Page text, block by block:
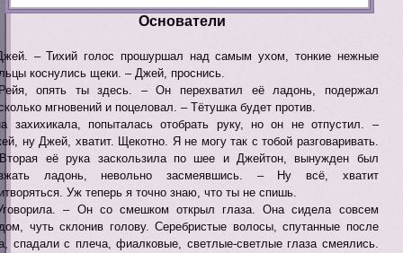
Основатели
– Тихий голос прошуршал над самым ухом, тонкие нежные
коснулись щеки. – Джей, проснись.
опять ты здесь. – Он перехватил её ладонь, подержал
мгновений и поцеловал. – Тётушка будет против.
захихикала, попыталась отобрать руку, но он не отпустил. –
ну Джей, хватит. Щекотно. Я не могу так с тобой разговаривать.
её рука заскользила по шее и Джейтон, вынужден был
ладонь, невольно засмеявшись. – Ну всё, хватит
Уж теперь я точно знаю, что ты не спишь.
– Он со смешком открыл глаза. Она сидела совсем
чуть склонив голову. Серебристые волосы, спутанные после
спадали с плеча, фиалковые, светлые-светлые глаза смеялись.